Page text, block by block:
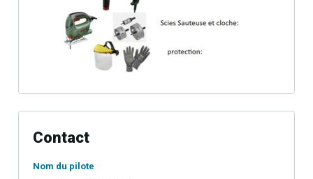
Contact
Nom du pilote